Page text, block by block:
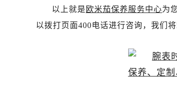
黑龙江省齐齐哈尔市龙
黑龙江省双鸭山市尖山
黑龙江省伊春市伊美
吉林省白城市洮北区明
以上就是 欧米茄保养服务中心为
以拨打页面400电话进行咨询，我们将